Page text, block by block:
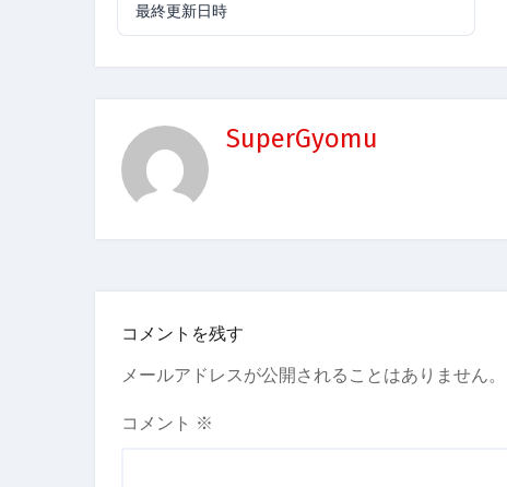
最終更新日時
SuperGyomu
コメントを残す
メールアドレスが公開されることはありません。
コメント ※